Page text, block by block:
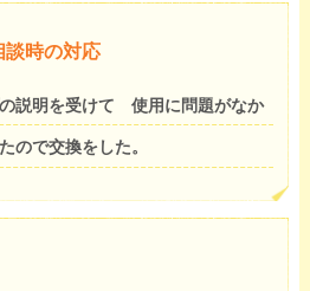
談時の対応
説明を受けて 使用に問題がなか
で交換をした。